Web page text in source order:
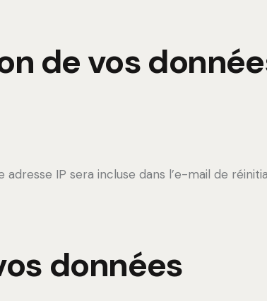
de vos
IP sera incluse dans l’e-mail de
données